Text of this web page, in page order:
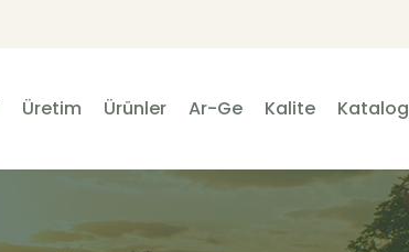
Üretim Ürünler Ar-Ge Kalite Katalog